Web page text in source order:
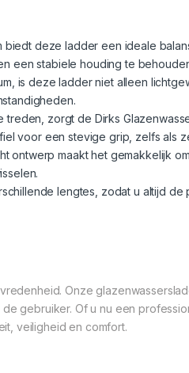
biedt deze ladder een ideale
een stabiele houding te
is deze ladder niet alleen
zorgt de Dirks
voor een stevige grip, zelfs als
ontwerp maakt het gemakkelijk
lengtes, zodat u altijd
Onze
gebruiker. Of u nu een
veiligheid en comfort.